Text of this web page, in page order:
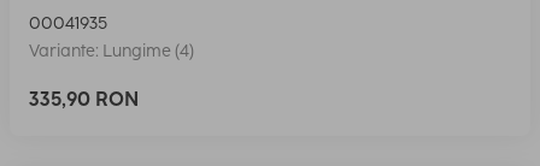
00041935
Variante: Lungime (4)
335,90 RON